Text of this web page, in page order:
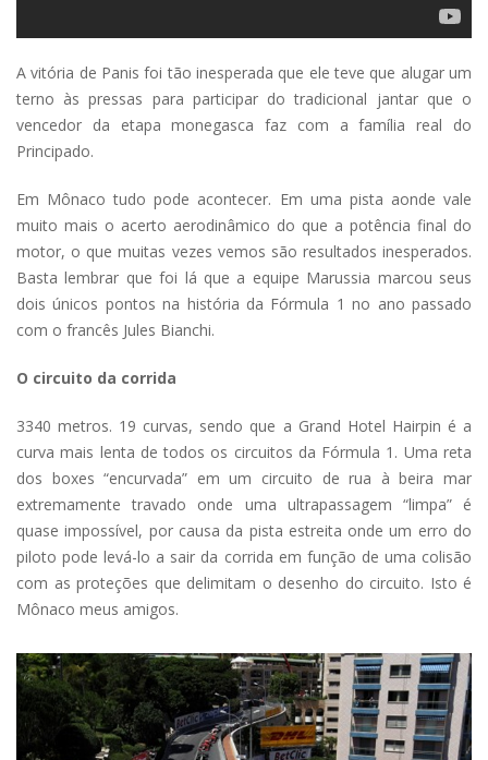
A vitória de Panis foi tão inesperada que ele teve que alugar um
terno às pressas para participar do tradicional jantar que o
vencedor da etapa monegasca faz com a família real do
Principado.
Em Mônaco tudo pode acontecer. Em uma pista aonde vale
muito mais o acerto aerodinâmico do que a potência final do
motor, o que muitas vezes vemos são resultados inesperados.
Basta lembrar que foi lá que a equipe Marussia marcou seus
dois únicos pontos na história da Fórmula 1 no ano passado
com o francês Jules Bianchi.
O circuito da corrida
3340 metros. 19 curvas, sendo que a Grand Hotel Hairpin é a
curva mais lenta de todos os circuitos da Fórmula 1. Uma reta
dos boxes “encurvada” em um circuito de rua à beira mar
extremamente travado onde uma ultrapassagem “limpa” é
quase impossível, por causa da pista estreita onde um erro do
piloto pode levá-lo a sair da corrida em função de uma colisão
com as proteções que delimitam o desenho do circuito. Isto é
Mônaco meus amigos.